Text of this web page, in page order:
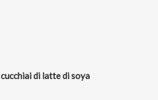
di latte di soya